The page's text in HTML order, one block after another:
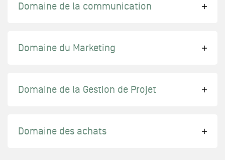
Domaine de la communication
Domaine du Marketing
Domaine de la Gestion de Projet
Domaine des achats